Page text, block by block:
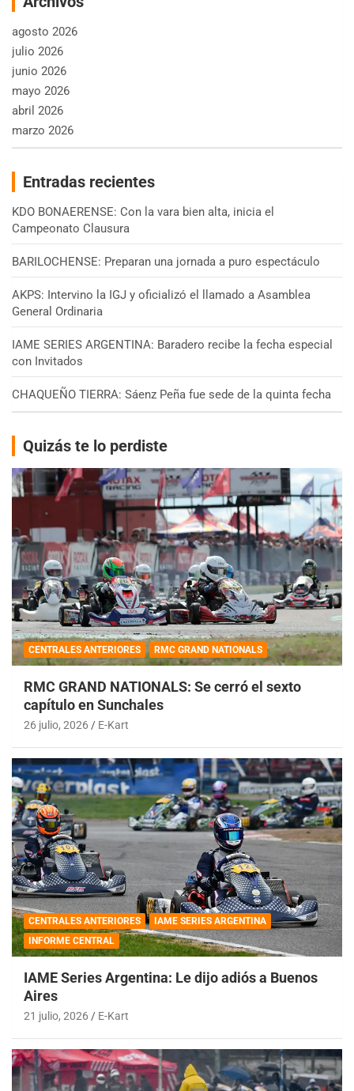
agosto 2026
julio 2026
junio 2026
mayo 2026
abril 2026
marzo 2026
Entradas recientes
KDO BONAERENSE: Con la vara bien alta, inicia el
Campeonato Clausura
BARILOCHENSE: Preparan una jornada a puro espectáculo
AKPS: Intervino la IGJ y oficializó el llamado a Asamblea
General Ordinaria
IAME SERIES ARGENTINA: Baradero recibe la fecha especial
con Invitados
CHAQUEÑO TIERRA: Sáenz Peña fue sede de la quinta fecha
Quizás te lo perdiste
CENTRALES ANTERIORES RMC GRAND NATIONALS
RMC GRAND NATIONALS: Se cerró el sexto
capítulo en Sunchales
26 julio, 2026 E-Kart
CENTRALES ANTERIORES
IAME SERIES ARGENTINA
INFORME CENTRAL
IAME Series Argentina: Le dijo adiós a Buenos
Aires
21 julio, 2026 E-Kart